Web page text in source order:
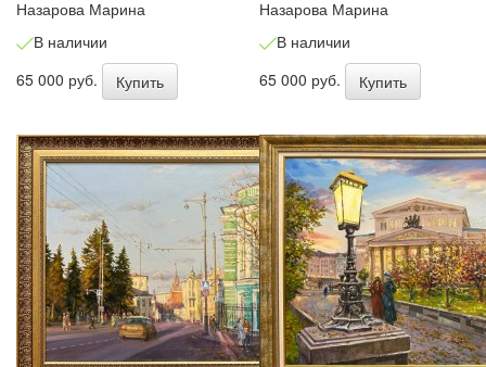
Назарова Марина
В наличии
65 000 руб.
Купить
Назарова Марина
В наличии
65 000 руб.
Купить